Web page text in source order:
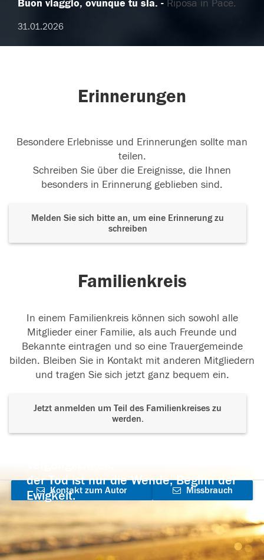
Buon viaggio, ovunque tu sia. Riposa in Pace.
31.01.2026
Erinnerungen
Besondere Erlebnisse und Erinnerungen sollte man
teilen.
Schreiben Sie über die Ereignisse, die Ihnen
besonders in Erinnerung geblieben sind.
Melden Sie sich bitte an, um eine Erinnerung zu
schreiben
Familienkreis
In einem Familienkreis können sich sowohl alle
Mitglieder einer Familie, als auch Freunde und
Bekannte eintragen und so eine Trauergemeinde
bilden. Bleiben Sie in Kontakt mit anderen Mitgliedern
und tragen Sie sich jetzt ganz bequem ein.
Jetzt anmelden um Teil des Familienkreises zu
werden.
der Tod ist nur die Wende, Beginn der
Ewigkeit.
Kontakt zum Autor
aufnehmen
Missbrauch